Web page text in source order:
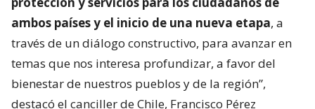
ambos países y el inicio de una nueva etapa, a
través de un diálogo constructivo, para avanzar en
temas que nos interesa profundizar, a favor del
bienestar de nuestros pueblos y de la región”,
destacó el canciller de Chile, Francisco Pérez